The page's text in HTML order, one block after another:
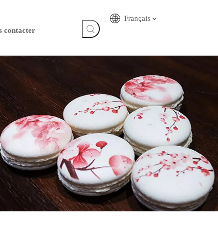
contacter
Français